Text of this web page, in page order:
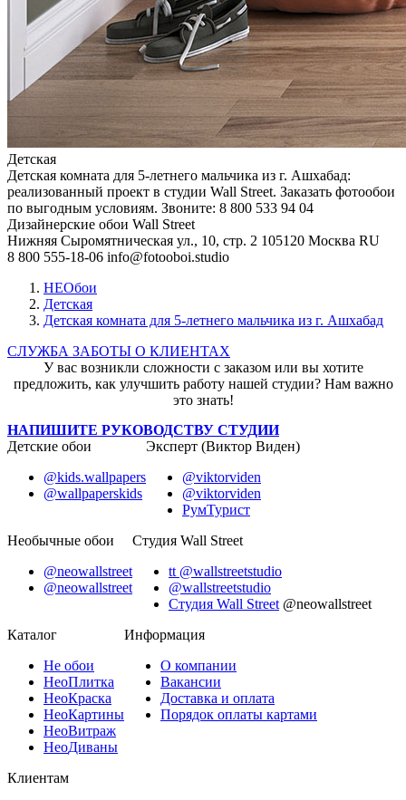
Детская
Детская комната для 5-летнего мальчика из г. Ашхабад:
реализованный проект в студии Wall Street. Заказать фотообои
по выгодным условиям. Звоните: 8 800 533 94 04
Дизайнерские обои Wall Street
Нижняя Сыромятническая ул., 10, стр. 2 105120 Москва RU
8 800 555-18-06 info@fotooboi.studio
НЕОбои
Детская
Детская комната для 5-летнего мальчика из г. Ашхабад
СЛУЖБА ЗАБОТЫ О КЛИЕНТАХ
У вас возникли сложности с заказом или вы хотите
предложить, как улучшить работу нашей студии? Нам важно
это знать!
НАПИШИТЕ РУКОВОДСТВУ СТУДИИ
Детские обои
@kids.wallpapers
@wallpaperskids
Эксперт (Виктор Виден)
@viktorviden
@viktorviden
РумТурист
Необычные обои
@neowallstreet
@neowallstreet
Студия Wall Street
tt @wallstreetstudio
@wallstreetstudio
Студия Wall Street @neowallstreet
Каталог
Не обои
НеоПлитка
НеоКраска
НеоКартины
НеоВитраж
НеоДиваны
Информация
О компании
Вакансии
Доставка и оплата
Порядок оплаты картами
Клиентам